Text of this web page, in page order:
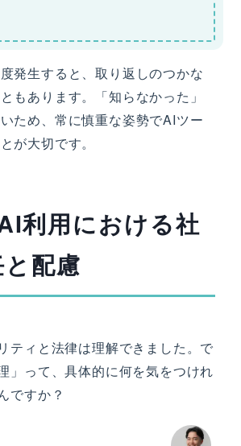
発生すると、取り返しのつかな
もあります。「知らなかった」
ため、常に慎重な姿勢でAIツー
が大切です。
利用における社
配慮
ティと法律は理解できました。で
」って、具体的に何を気をつけれ
ですか？